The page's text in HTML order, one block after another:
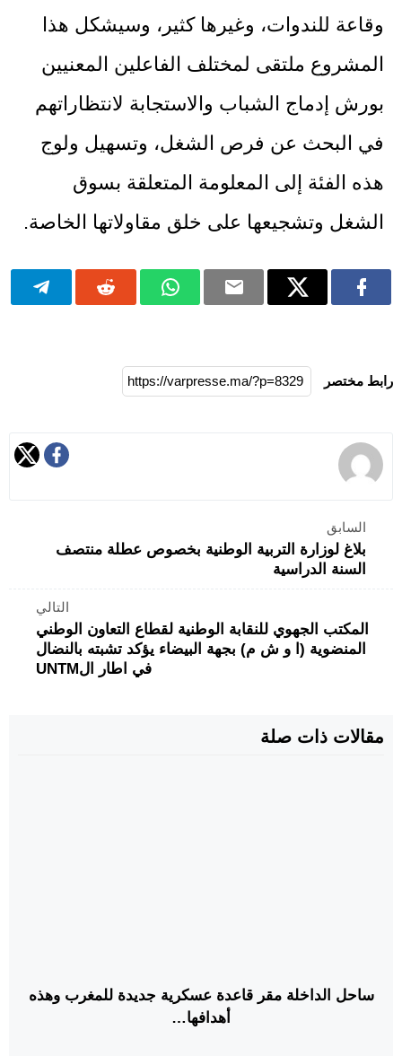
وقاعة للندوات، وغيرها كثير، وسيشكل هذا
المشروع ملتقى لمختلف الفاعلين المعنيين
بورش إدماج الشباب والاستجابة لانتظاراتهم
في البحث عن فرص الشغل، وتسهيل ولوج
هذه الفئة إلى المعلومة المتعلقة بسوق
الشغل وتشجيعها على خلق مقاولاتها الخاصة.
رابط مختصر
السابق
بلاغ لوزارة التربية الوطنية بخصوص عطلة منتصف
السنة الدراسية
التالي
المكتب الجهوي للنقابة الوطنية لقطاع التعاون الوطني
المنضوية (ا و ش م) بجهة البيضاء يؤكد تشبته بالنضال
في اطار الUNTM
مقالات ذات صلة
ساحل الداخلة مقر قاعدة عسكرية جديدة للمغرب وهذه
أهدافها…